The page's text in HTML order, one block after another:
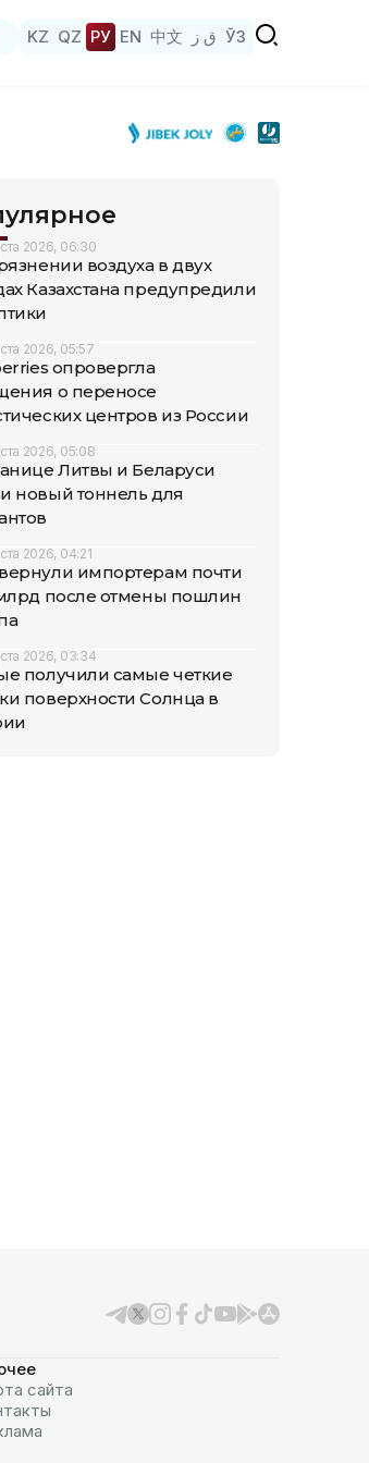
KZ QZ РУ EN 中文 ق ز ЎЗ
2026, 06:30
воздуха в двух
Казахстана предупредили
2026, 05:57
опровергла
о переносе
центров из России
2026, 05:08
Литвы и Беларуси
новый тоннель для
2026, 04:21
импортерам почти
после отмены пошлин
2026, 03:34
получили самые четкие
поверхности Солнца в
сайта